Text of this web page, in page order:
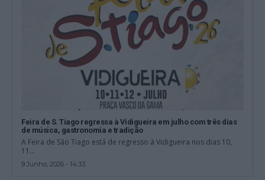
Feira de S. Tiago regressa à Vidigueira em julho com três dias
de música, gastronomia e tradição
A Feira de São Tiago está de regresso à Vidigueira nos dias 10,
11...
9 Junho, 2026 - 14:33